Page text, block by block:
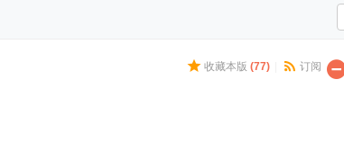
收藏本版 (77) 订阅